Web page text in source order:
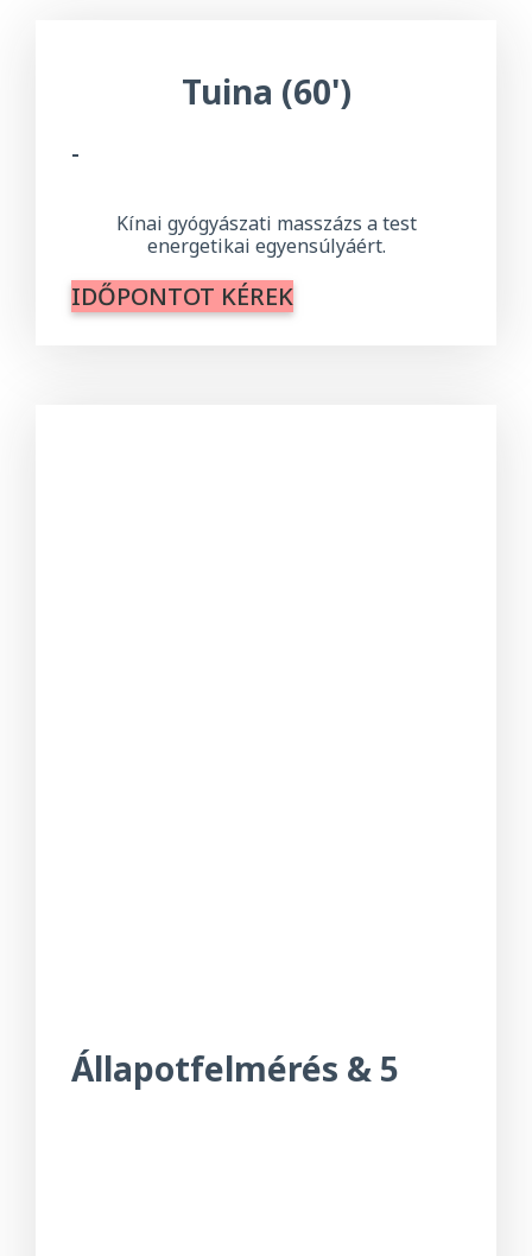
Tuina (60')
-
Kínai gyógyászati ​​masszázs a test
energetikai egyensúlyáért.
IDŐPONTOT KÉREK
Állapotfelmérés & 5